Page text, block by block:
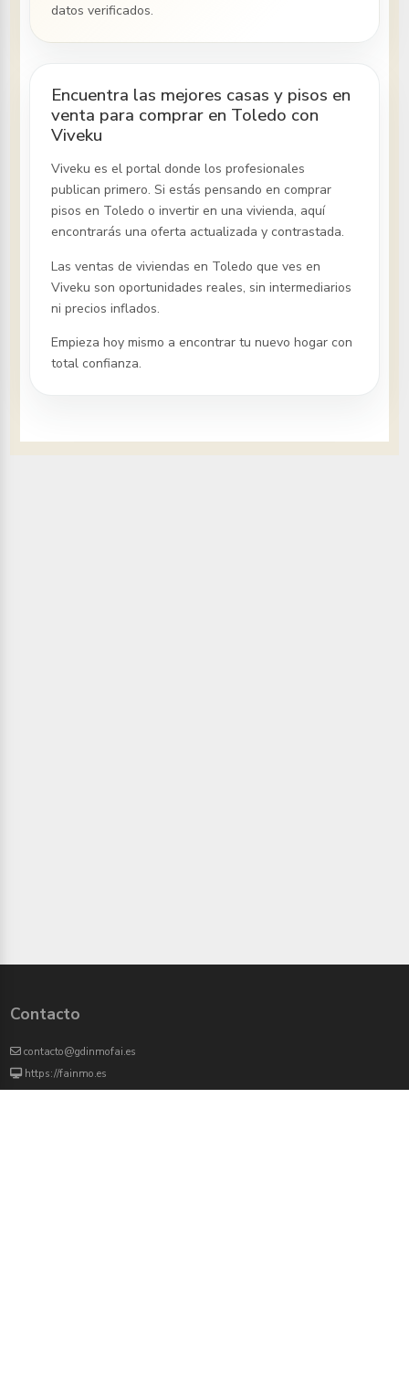
datos verificados.
Encuentra las mejores casas y pisos en
venta para comprar en Toledo con
Viveku
Viveku es el portal donde los profesionales
publican primero. Si estás pensando en comprar
pisosen Toledo o invertir en una vivienda, aquí
encontrarás una oferta actualizada y contrastada.
Las ventas de viviendasen Toledo que ves en
Viveku son oportunidades reales, sin intermediarios
ni precios inflados.
Empieza hoy mismo a encontrar tu nuevo hogar con
total confianza.
Contacto
contacto@gdinmofai.es
https://fainmo.es